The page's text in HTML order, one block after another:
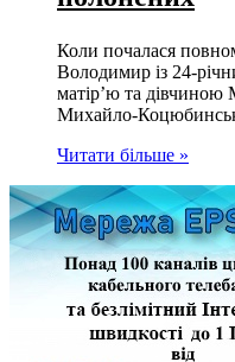
Коли почалася
Володимир із 24-
матір’ю та
Михайло-
Читати більше »